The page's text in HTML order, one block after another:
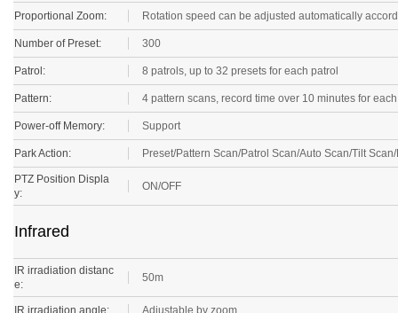
Proportional Zoom: Rotation speed can be adjusted automatically
Number of Preset: 300
Patrol: 8 patrols, up to 32 presets for each patrol
Pattern: 4 pattern scans, record time over 10 minutes for
Power-off Memory: Support
Park Action: Preset/Pattern Scan/Patrol Scan/Auto Scan/Tilt
PTZ Position Displa
y:
ON/OFF
Infrared
IR irradiation distanc
e:
50m
IR irradiation angle: Adjustable by zoom